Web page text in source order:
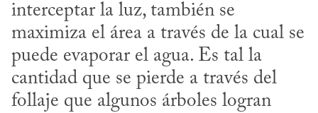
interceptar la luz, también se
maximiza el área a través de la cual se
puede evaporar el agua. Es tal la
cantidad que se pierde a través del
follaje que algunos árboles logran